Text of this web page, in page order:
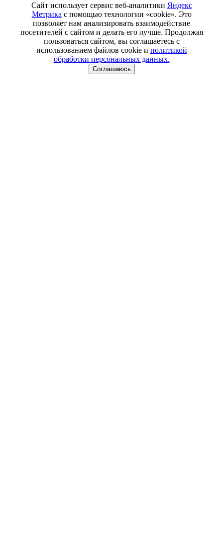
Сайт использует сервис веб-аналитики Яндекс
Метрика с помощью технологии «cookie». Это
позволяет нам анализировать взаимодействие
посетителей с сайтом и делать его лучше. Продолжая
пользоваться сайтом, вы соглашаетесь с
использованием файлов cookie и политикой
обработки персональных данных.
Соглашаюсь